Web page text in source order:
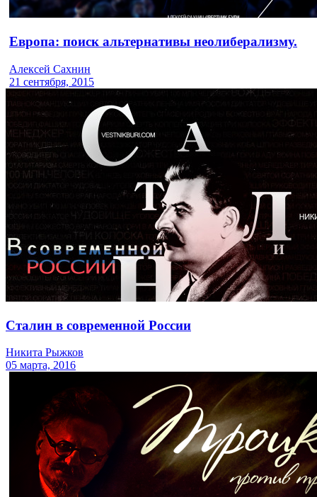
Европа: поиск альтернативы неолиберализму.
Алексей Сахнин
21 сентября, 2015
Сталин в современной России
Никита Рыжков
05 марта, 2016